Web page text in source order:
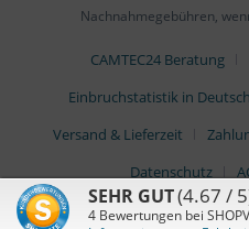
Nachnahmegebühren,
CAMTEC24 Beratung
Einbruchstatistik in
Versand & Lieferzeit
Datenschutz
SEHR GUT(4.67 /
4 Bewertungen bei